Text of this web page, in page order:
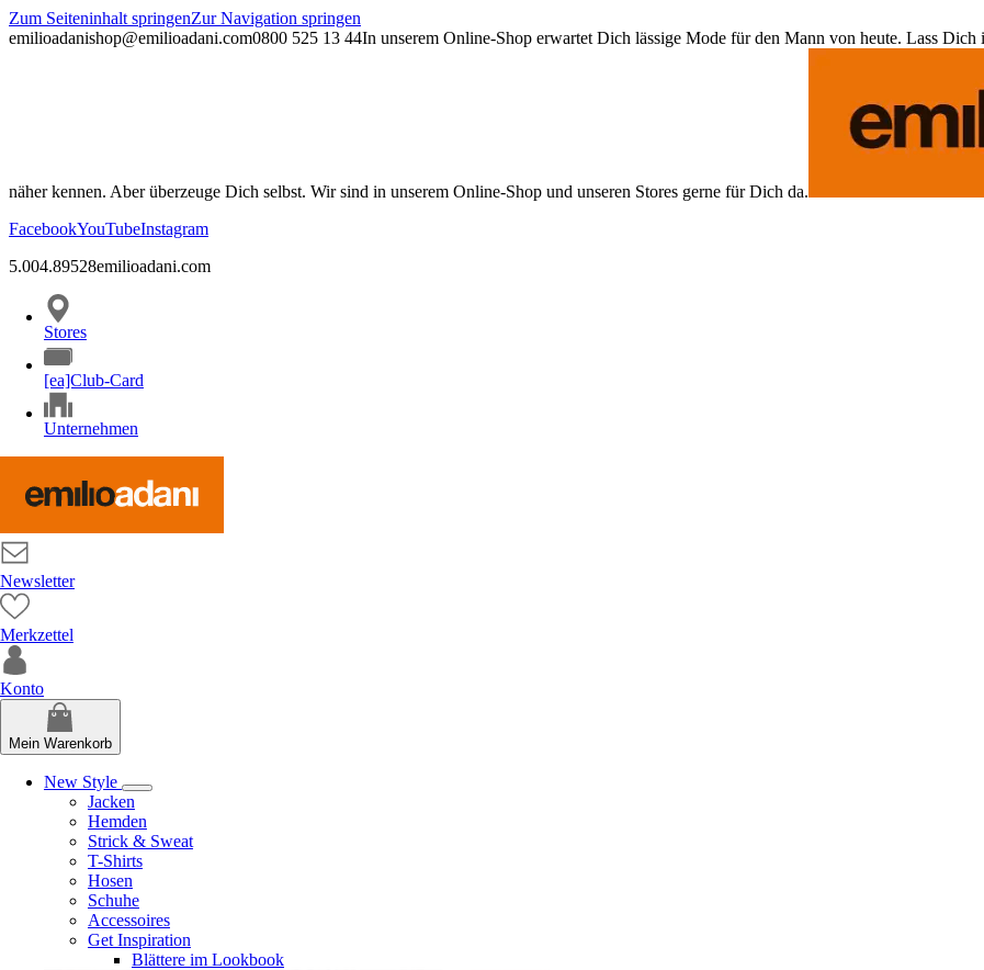
Zum Seiteninhalt springenZur Navigation springen
emilioadanishop@emilioadani.com0800 525 13 44In unserem Online-Shop erwartet Dich lässige Mode für den Mann von heute. Lass
näher kennen. Aber überzeuge Dich selbst. Wir sind in unserem Online-Shop und unseren Stores gerne für Dich da.
FacebookYouTubeInstagram
5.004.89528emilioadani.com
Stores
[ea]Club-Card
Unternehmen
Newsletter
Merkzettel
Konto
Mein Warenkorb
New Style
Jacken
Hemden
Strick & Sweat
T-Shirts
Hosen
Schuhe
Accessoires
Get Inspiration
Blättere im Lookbook